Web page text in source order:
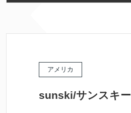
アメリカ
sunski/サンスキー